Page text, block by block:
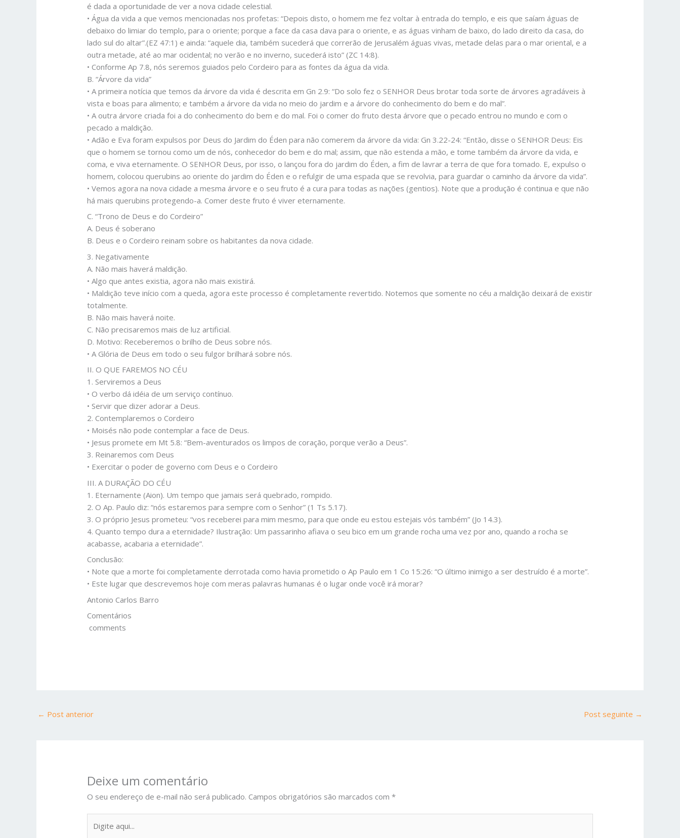
é dada a oportunidade de ver a nova cidade celestial.
• Água da vida a que vemos mencionadas nos profetas: “Depois disto, o homem me fez voltar à entrada do templo, e eis que saíam águas de
debaixo do limiar do templo, para o oriente; porque a face da casa dava para o oriente, e as águas vinham de baixo, do lado direito da casa, do
lado sul do altar”.(EZ 47:1) e ainda: “aquele dia, também sucederá que correrão de Jerusalém águas vivas, metade delas para o mar oriental, e a
outra metade, até ao mar ocidental; no verão e no inverno, sucederá isto” (ZC 14:8).
• Conforme Ap 7.8, nós seremos guiados pelo Cordeiro para as fontes da água da vida.
B. “Árvore da vida”
• A primeira notícia que temos da árvore da vida é descrita em Gn 2.9: “Do solo fez o SENHOR Deus brotar toda sorte de árvores agradáveis à
vista e boas para alimento; e também a árvore da vida no meio do jardim e a árvore do conhecimento do bem e do mal”.
• A outra árvore criada foi a do conhecimento do bem e do mal. Foi o comer do fruto desta árvore que o pecado entrou no mundo e com o
pecado a maldição.
• Adão e Eva foram expulsos por Deus do Jardim do Éden para não comerem da árvore da vida: Gn 3.22-24: “Então, disse o SENHOR Deus: Eis
que o homem se tornou como um de nós, conhecedor do bem e do mal; assim, que não estenda a mão, e tome também da árvore da vida, e
coma, e viva eternamente. O SENHOR Deus, por isso, o lançou fora do jardim do Éden, a fim de lavrar a terra de que fora tomado. E, expulso o
homem, colocou querubins ao oriente do jardim do Éden e o refulgir de uma espada que se revolvia, para guardar o caminho da árvore da vida”.
• Vemos agora na nova cidade a mesma árvore e o seu fruto é a cura para todas as nações (gentios). Note que a produção é continua e que não
há mais querubins protegendo-a. Comer deste fruto é viver eternamente.
C. “Trono de Deus e do Cordeiro”
A. Deus é soberano
B. Deus e o Cordeiro reinam sobre os habitantes da nova cidade.
3. Negativamente
A. Não mais haverá maldição.
• Algo que antes existia, agora não mais existirá.
• Maldição teve início com a queda, agora este processo é completamente revertido. Notemos que somente no céu a maldição deixará de existir
totalmente.
B. Não mais haverá noite.
C. Não precisaremos mais de luz artificial.
D. Motivo: Receberemos o brilho de Deus sobre nós.
• A Glória de Deus em todo o seu fulgor brilhará sobre nós.
II. O QUE FAREMOS NO CÉU
1. Serviremos a Deus
• O verbo dá idéia de um serviço contínuo.
• Servir que dizer adorar a Deus.
2. Contemplaremos o Cordeiro
• Moisés não pode contemplar a face de Deus.
• Jesus promete em Mt 5.8: “Bem-aventurados os limpos de coração, porque verão a Deus”.
3. Reinaremos com Deus
• Exercitar o poder de governo com Deus e o Cordeiro
III. A DURAÇÃO DO CÉU
1. Eternamente (Aion). Um tempo que jamais será quebrado, rompido.
2. O Ap. Paulo diz: “nós estaremos para sempre com o Senhor” (1 Ts 5.17).
3. O próprio Jesus prometeu: “vos receberei para mim mesmo, para que onde eu estou estejais vós também” (Jo 14.3).
4. Quanto tempo dura a eternidade? Ilustração: Um passarinho afiava o seu bico em um grande rocha uma vez por ano, quando a rocha se
acabasse, acabaria a eternidade”.
Conclusão:
• Note que a morte foi completamente derrotada como havia prometido o Ap Paulo em 1 Co 15:26: “O último inimigo a ser destruído é a morte”.
• Este lugar que descrevemos hoje com meras palavras humanas é o lugar onde você irá morar?
Antonio Carlos Barro
Comentários
comments
← Post anterior Post seguinte →
Deixe um comentário
O seu endereço de e-mail não será publicado. Campos obrigatórios são marcados com*
aqui...